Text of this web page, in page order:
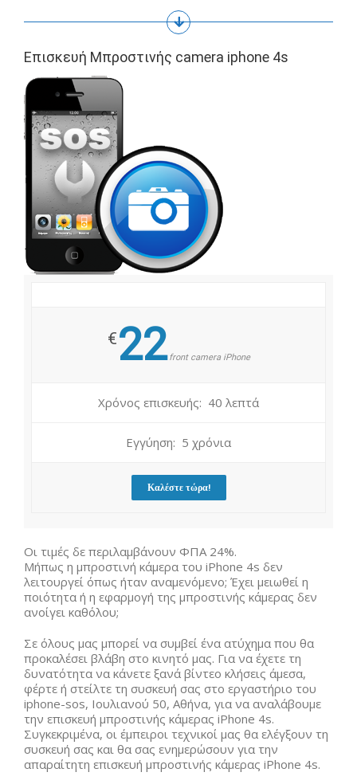
Επισκευή Μπροστινής camera iphone 4s
€22front camera iPhone
Χρόνος επισκευής: 40 λεπτά
Εγγύηση: 5 χρόνια
Καλέστε τώρα!
Οι τιμές δε περιλαμβάνουν ΦΠΑ 24%.
Mήπως η μπροστινή κάμερα του iPhone 4s δεν
λειτουργεί όπως ήταν αναμενόμενο; Έχει μειωθεί η
ποιότητα ή η εφαρμογή της μπροστινής κάμερας δεν
ανοίγει καθόλου;
Σε όλους μας μπορεί να συμβεί ένα ατύχημα που θα
προκαλέσει βλάβη στο κινητό μας. Για να έχετε τη
δυνατότητα να κάνετε ξανά βίντεο κλήσεις άμεσα,
φέρτε ή στείλτε τη συσκευή σας στο εργαστήριο του
iphone-sos, Ιουλιανού 50, Αθήνα, για να αναλάβουμε
την επισκευή μπροστινής κάμερας iPhone 4s.
Συγκεκριμένα, οι έμπειροι τεχνικοί μας θα ελέγξουν τη
συσκευή σας και θα σας ενημερώσουν για την
απαραίτητη επισκευή μπροστινής κάμερας iPhone 4s.